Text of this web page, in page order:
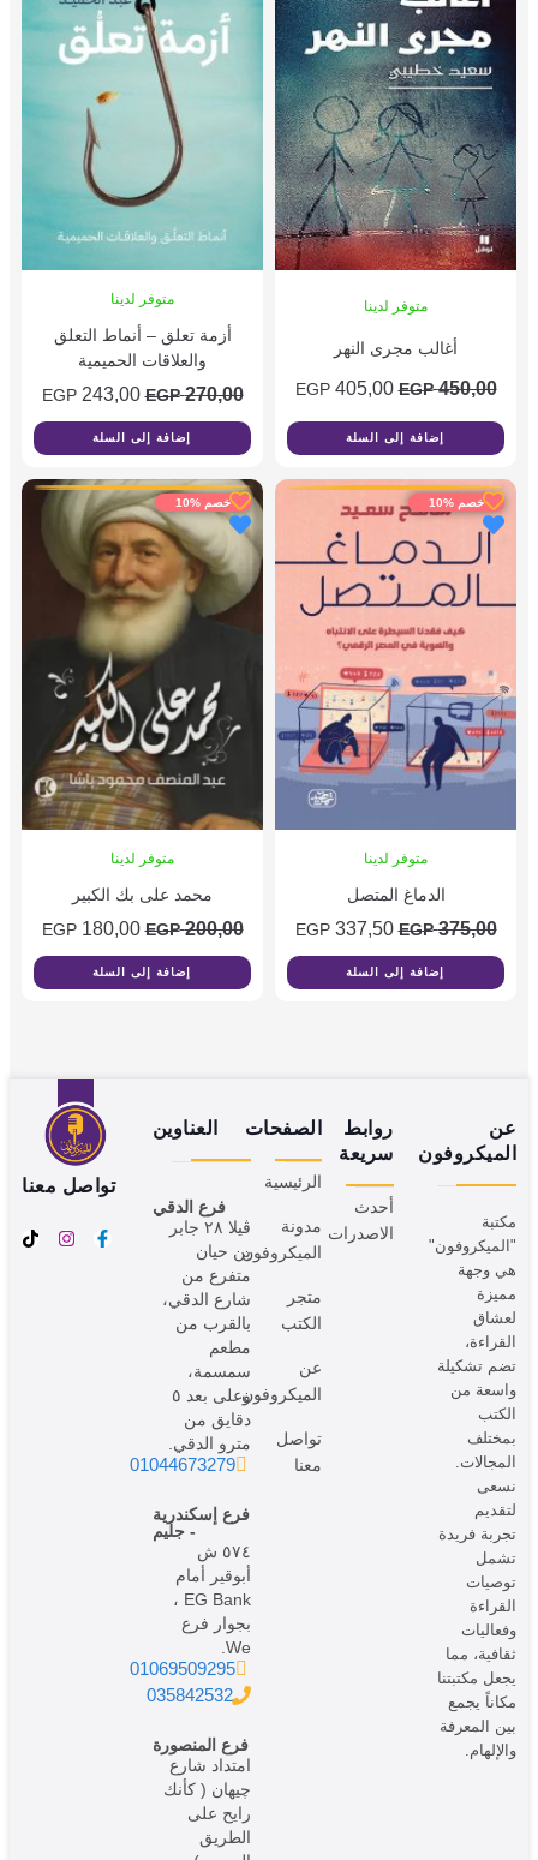
متوفر لدينا
أغالب مجرى النهر
450,00
EGP
405,00
EGP
إضافة إلى السلة
متوفر لدينا
أزمة تعلق – أنماط التعلق
والعلاقات الحميمية
270,00
EGP
243,00
EGP
إضافة إلى السلة
خصم %10
متوفر لدينا
الدماغ المتصل
375,00
EGP
337,50
EGP
إضافة إلى السلة
خصم %10
متوفر لدينا
محمد على بك الكبير
200,00
EGP
180,00
EGP
إضافة إلى السلة
عن
الميكروفون
مكتبة
"الميكروفون"
هي وجهة
مميزة
لعشاق
القراءة،
تضم تشكيلة
واسعة من
الكتب
بمختلف
المجالات.
نسعى
لتقديم
تجربة فريدة
تشمل
توصيات
القراءة
وفعاليات
ثقافية، مما
يجعل مكتبتنا
مكاناً يجمع
بين المعرفة
والإلهام.
روابط
سريعة
أحدث
الاصدرات
الصفحات
الرئيسية
مدونة
الميكروفون
متجر
الكتب
عن
الميكروفون
تواصل
معنا
العناوين
فرع الدقي
ڤيلا ٢٨ جابر
بن حيان
متفرع من
شارع الدقي،
بالقرب من
مطعم
سمسمة،
وعلى بعد ٥
دقايق من
مترو الدقي.
01044673279
فرع إسكندرية
- جليم
٥٧٤ ش
أبوقير أمام
EG Bank ،
بجوار فرع
We.
01069509295
035842532
فرع المنصورة
امتداد شارع
چيهان ( كأنك
رايح على
الطريق
تواصل معنا